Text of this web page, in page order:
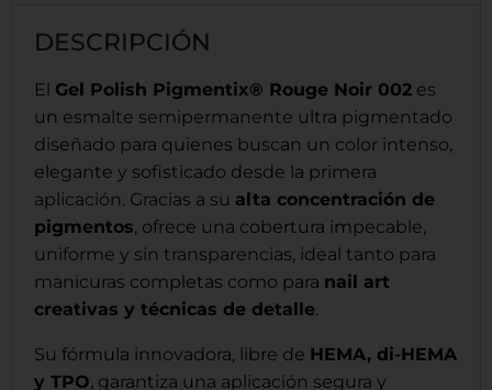
DESCRIPCIÓN
El Gel Polish Pigmentix® Rouge Noir 002 es
un esmalte semipermanente ultra pigmentado
diseñado para quienes buscan un color intenso,
elegante y sofisticado desde la primera
aplicación. Gracias a su alta concentración de
pigmentos, ofrece una cobertura impecable,
uniforme y sin transparencias, ideal tanto para
manicuras completas como para nail art
creativas y técnicas de detalle.
Su fórmula innovadora, libre de HEMA, di-HEMA
y TPO, garantiza una aplicación segura y